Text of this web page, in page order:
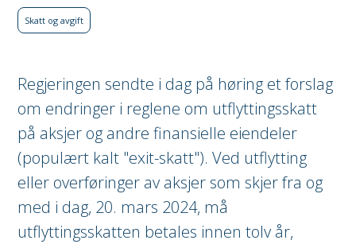
Skatt og avgift
Regjeringen sendte i dag på høring et forslag
om endringer i reglene om utflyttingsskatt
på aksjer og andre finansielle eiendeler
(populært kalt "exit-skatt"). Ved utflytting
eller overføringer av aksjer som skjer fra og
med i dag, 20. mars 2024, må
utflyttingsskatten betales innen tolv år,